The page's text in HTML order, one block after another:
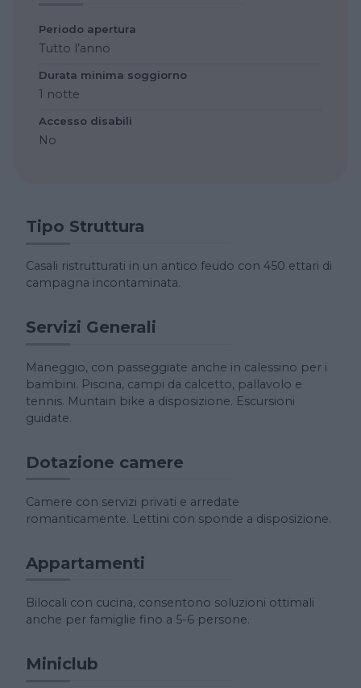
Periodo apertura
Tutto l’anno
Durata minima soggiorno
1 notte
Accesso disabili
No
Tipo Struttura
Casali ristrutturati in un antico feudo con 450 ettari di
campagna incontaminata.
Servizi Generali
Maneggio, con passeggiate anche in calessino per i
bambini. Piscina, campi da calcetto, pallavolo e
tennis. Muntain bike a disposizione. Escursioni
guidate.
Dotazione camere
Camere con servizi privati e arredate
romanticamente. Lettini con sponde a disposizione.
Appartamenti
Bilocali con cucina, consentono soluzioni ottimali
anche per famiglie fino a 5-6 persone.
Miniclub